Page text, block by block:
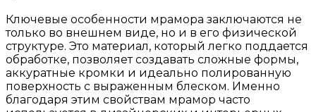
Ключевые особенности мрамора заключаются не
только во внешнем виде, но и в его физической
структуре. Это материал, который легко поддается
обработке, позволяет создавать сложные формы,
аккуратные кромки и идеально полированную
поверхность с выраженным блеском. Именно
благодаря этим свойствам мрамор часто